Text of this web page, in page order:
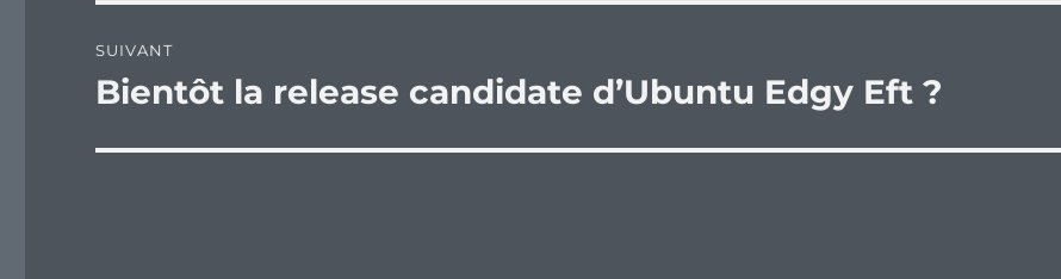
SUIVANT
Publication
Bientôt la release candidate d’Ubuntu Edgy Eft ?